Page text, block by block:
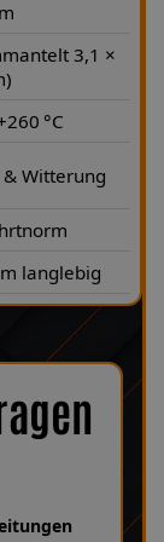
3,1 ×
°C
& Witterung
langlebig